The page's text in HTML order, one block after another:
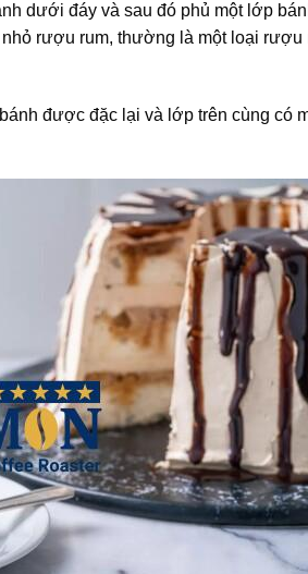
dưới đáy và sau đó phủ một lớp
rượu rum, thường là một loại rượu
được đặc lại và lớp trên cùng có